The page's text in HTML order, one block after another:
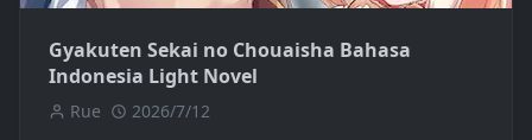
Gyakuten Sekai no Chouaisha Bahasa
Indonesia Light Novel
Rue 2026/7/12